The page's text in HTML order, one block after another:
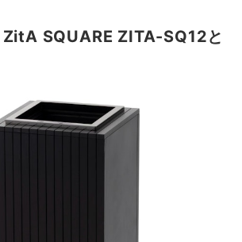
ZitA SQUARE ZITA-SQ12と